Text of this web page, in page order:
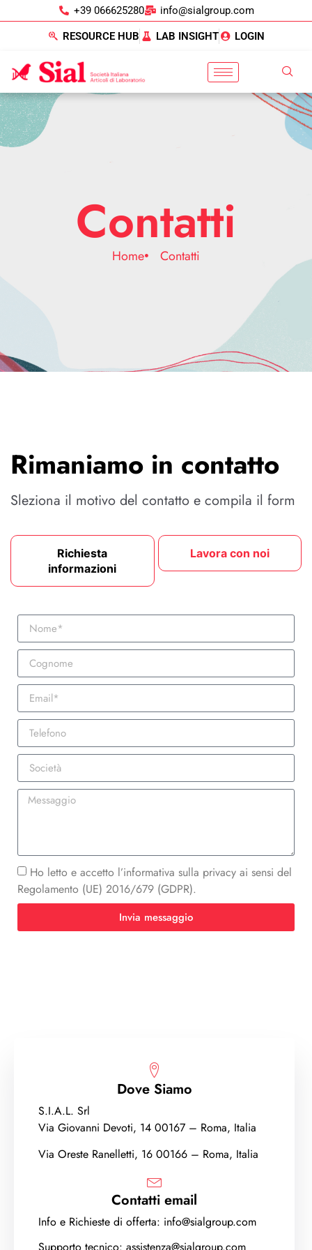
+39 066625280 info@sialgroup.com
RESOURCE HUB LAB INSIGHT LOGIN
Contatti
Home Contatti
Rimaniamo in contatto
Sleziona il motivo del contatto e compila il form
Richiesta
informazioni
Lavora con noi
Ho letto e accetto l’informativa sulla privacy ai sensi del
Regolamento (UE) 2016/679 (GDPR).
Invia messaggio
Dove Siamo
S.I.A.L. Srl
Via Giovanni Devoti, 14 00167 – Roma, Italia
Via Oreste Ranelletti, 16 00166 – Roma, Italia
Contatti email
Info e Richieste di offerta: info@sialgroup.com
Supporto tecnico: assistenza@sialgroup.com